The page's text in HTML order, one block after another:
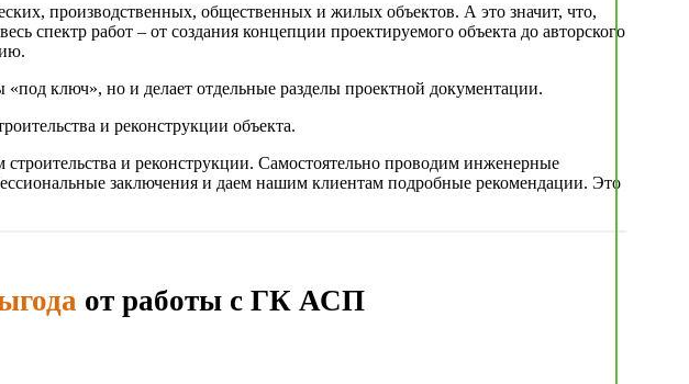
производственных, общественных и жилых объектов. А это значит, что,
спектр работ – от создания концепции проектируемого объекта до авторского
«под ключ», но и делает отдельные разделы проектной документации.
и реконструкции объекта.
и реконструкции. Самостоятельно проводим инженерные
заключения и даем нашим клиентам подробные рекомендации. Это
от работы с ГК АСП